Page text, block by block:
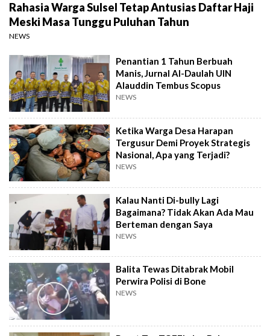
Rahasia Warga Sulsel Tetap Antusias Daftar Haji
Meski Masa Tunggu Puluhan Tahun
NEWS
Penantian 1 Tahun Berbuah
Manis, Jurnal Al-Daulah UIN
Alauddin Tembus Scopus
NEWS
Ketika Warga Desa Harapan
Tergusur Demi Proyek Strategis
Nasional, Apa yang Terjadi?
NEWS
Kalau Nanti Di-bully Lagi
Bagaimana? Tidak Akan Ada Mau
Berteman dengan Saya
NEWS
Balita Tewas Ditabrak Mobil
Perwira Polisi di Bone
NEWS